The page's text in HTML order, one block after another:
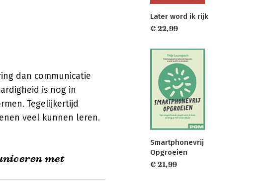
dan communicatie
is nog in
Tegelijkertijd
veel kunnen leren.
met
Later word ik rijk
€ 22,99
Smartphonevrij
Opgroeien
€ 21,99